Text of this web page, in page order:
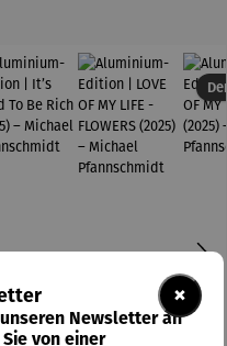
×
Newsletter an
von einer